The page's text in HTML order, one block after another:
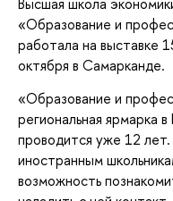
«Образование и
работала на выставке
октября в Самарканде.
«Образование и
региональная ярмарка
проводится уже 12
иностранным
возможность